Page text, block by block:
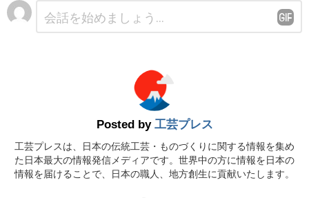
Posted by 工芸プレス
工芸プレスは、日本の伝統工芸・ものづくりに関する情報を集め
た日本最大の情報発信メディアです。世界中の方に情報を日本の
情報を届けることで、日本の職人、地方創生に貢献いたします。